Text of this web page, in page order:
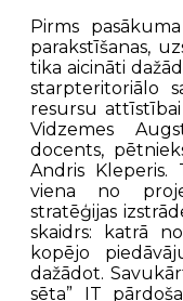
Pirms
parakstīšanas,
tika aicināti
starpteritoriālo
resursu
Vidzemes
docents,
Andris
viena no
stratēģijas
skaidrs: katrā
kopējo
dažādot.
sēta” IT